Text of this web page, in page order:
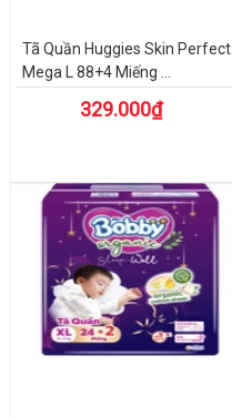
Tã Quần Huggies Skin Perfect
Mega L 88+4 Miếng ...
329.000₫